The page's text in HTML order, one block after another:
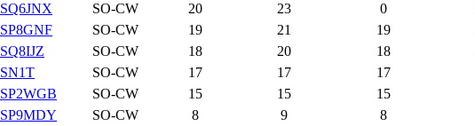
SQ6JNX SO-CW 20 23 0
SP8GNF SO-CW 19 21 19
SQ8IJZ SO-CW 18 20 18
SN1T SO-CW 17 17 17
SP2WGB SO-CW 15 15 15
SP9MDY SO-CW 8 9 8